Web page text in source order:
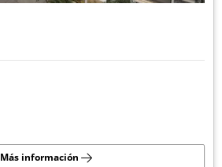
Más información